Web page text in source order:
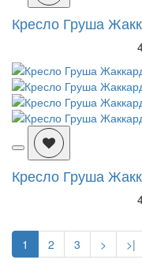
Кресло Груша
Кресло Груша
1 2 3 > >|